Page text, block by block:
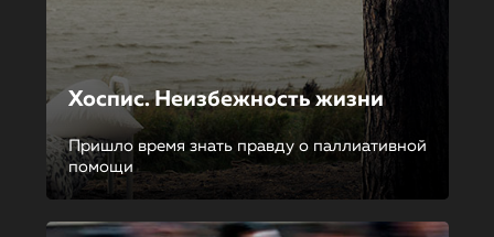
Хоспис. Неизбежность жизни
Пришло время знать правду о паллиативной
помощи